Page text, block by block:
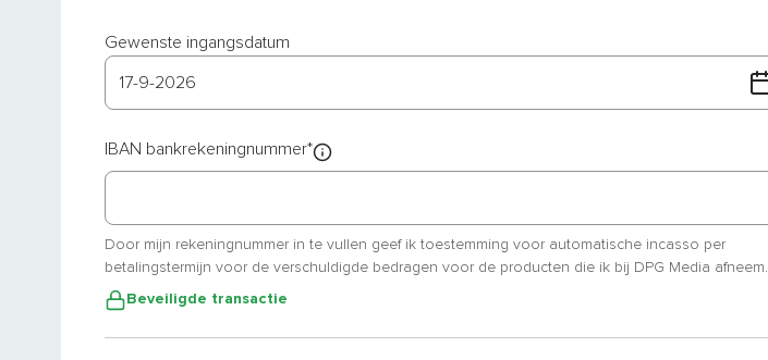
Gewenste ingangsdatum
17-9-2026
IBAN bankrekeningnummer*
Door mijn rekeningnummer in te vullen geef ik toestemming voor automatische incasso per
betalingstermijn voor de verschuldigde bedragen voor de producten die ik bij DPG Media afneem.
Beveiligde transactie